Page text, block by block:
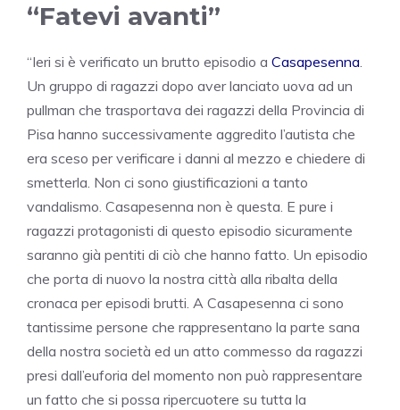
“Fatevi avanti”
“Ieri si è verificato un brutto episodio a Casapesenna.
Un gruppo di ragazzi dopo aver lanciato uova ad un
pullman che trasportava dei ragazzi della Provincia di
Pisa hanno successivamente aggredito l’autista che
era sceso per verificare i danni al mezzo e chiedere di
smetterla. Non ci sono giustificazioni a tanto
vandalismo. Casapesenna non è questa. E pure i
ragazzi protagonisti di questo episodio sicuramente
saranno già pentiti di ciò che hanno fatto. Un episodio
che porta di nuovo la nostra città alla ribalta della
cronaca per episodi brutti. A Casapesenna ci sono
tantissime persone che rappresentano la parte sana
della nostra società ed un atto commesso da ragazzi
presi dall’euforia del momento non può rappresentare
un fatto che si possa ripercuotere su tutta la